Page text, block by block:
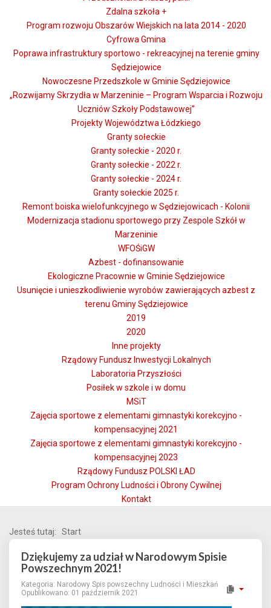
Zdalna szkoła +
Program rozwoju Obszarów Wiejskich na lata 2014 - 2020
Cyfrowa Gmina
Poprawa infrastruktury sportowo - rekreacyjnej na terenie gminy
Sędziejowice
Nowoczesne Przedszkole w Gminie Sędziejowice
„Rozwijamy Skrzydła w Marzeninie – Program Wsparcia i Rozwoju
Uczniów Szkoły Podstawowej”
Projekty Województwa Łódzkiego
Granty sołeckie
Granty sołeckie - 2020 r.
Granty sołeckie - 2022 r.
Granty sołeckie - 2024 r.
Granty sołeckie 2025 r.
Remont boiska wielofunkcyjnego w Sędziejowicach - Kolonii
Modernizacja stadionu sportowego przy Zespole Szkół w
Marzeninie
WFOŚiGW
Azbest - dofinansowanie
Ekologiczne Pracownie w Gminie Sędziejowice
Usunięcie i unieszkodliwienie wyrobów zawierających azbest z
terenu Gminy Sędziejowice
2019
2020
Inne projekty
Rządowy Fundusz Inwestycji Lokalnych
Laboratoria Przyszłości
Posiłek w szkole i w domu
MSiT
Zajęcia sportowe z elementami gimnastyki korekcyjno -
kompensacyjnej 2021
Zajęcia sportowe z elementami gimnastyki korekcyjno -
kompensacyjnej 2023
Rządowy Fundusz POLSKI ŁAD
Program Ochrony Ludności i Obrony Cywilnej
Kontakt
Jesteś tutaj: Start
Dziękujemy za udział w Narodowym Spisie
Powszechnym 2021!
Kategoria: Narodowy Spis powszechny Ludności i Mieszkań
Opublikowano: 01 październik 2021